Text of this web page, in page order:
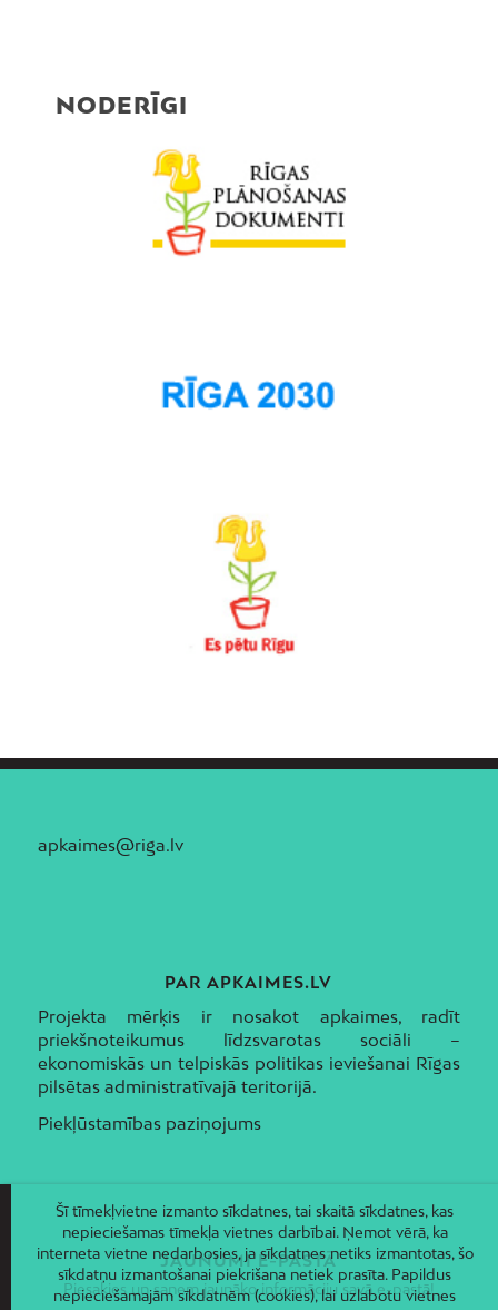
NODERĪGI
apkaimes@riga.lv
PAR APKAIMES.LV
Projekta mērķis ir nosakot apkaimes, radīt
priekšnoteikumus līdzsvarotas sociāli –
ekonomiskās un telpiskās politikas ieviešanai Rīgas
pilsētas administratīvajā teritorijā.
Piekļūstamības paziņojums
JAUNUMI E-PASTĀ
Piesakies un saņem jaunāko informāciju savā e-pastā!
Šī tīmekļvietne izmanto sīkdatnes, tai skaitā sīkdatnes, kas
nepieciešamas tīmekļa vietnes darbībai. Ņemot vērā, ka
interneta vietne nedarbosies, ja sīkdatnes netiks izmantotas, šo
sīkdatņu izmantošanai piekrišana netiek prasīta. Papildus
nepieciešamajām sīkdatnēm (cookies), lai uzlabotu vietnes